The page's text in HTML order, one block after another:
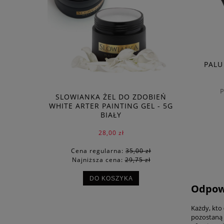
SLOWIANKA ŻEL DO ZDOBIEŃ
WHITE ARTER PAINTING GEL - 5G
BIAŁY
28,00 zł
Cena regularna: 35,00 zł
Najniższa cena:29,75 zł
DO KOSZYKA
Każdy, kto
pozostaną